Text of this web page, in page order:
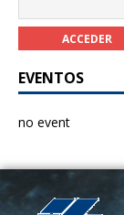
EVENTOS
no event